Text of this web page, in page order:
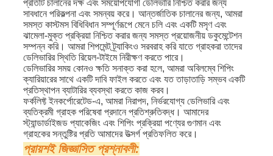
প্রতিটি চালানের দক্ষ এবং সময়োপযোগী ডেলিভারি নিশ্চিত করার জন্য
সাবধানে পরিকল্পনা এবং সমন্বয় করে। আন্তর্জাতিক চালানের জন্য, আমরা
সমস্ত কাস্টমস বিধিবিধান সম্পূর্ণরূপে মেনে চলি এবং একটি মসৃণ এবং
ঝামেলা-মুক্ত প্রক্রিয়া নিশ্চিত করার জন্য সমস্ত প্রয়োজনীয় ডকুমেন্টেশন
সম্পন্ন করি। আমরা শিপমেন্ট ট্র্যাকিংও সরবরাহ করি যাতে গ্রাহকরা তাদের
ডেলিভারির স্থিতি রিয়েল-টাইমে নিরীক্ষণ করতে পারে।
ডেলিভারির সময় কোনও ক্ষতি সনাক্ত করা হলে, আমরা অবিলম্বে শিপিং
ক্যারিয়ারের সাথে একটি দাবি ফাইল করতে এবং যত তাড়াতাড়ি সম্ভব একটি
প্রতিস্থাপন ব্যাটারির ব্যবস্থা করতে কাজ করব।
ফর্কলিফ্ট ইনকর্পোরেটেড-এ, আমরা নিরাপদ, নির্ভরযোগ্য ডেলিভারি এবং
ব্যতিক্রমী গ্রাহক পরিষেবা প্রদানে প্রতিশ্রুতিবদ্ধ। আমাদের
স্ট্যান্ডার্ডাইজড প্যাকেজিং এবং শিপিং প্রক্রিয়া পণ্যের গুণমান এবং
গ্রাহকের সন্তুষ্টির প্রতি আমাদের উত্সর্গ প্রতিফলিত করে।
প্রায়শই জিজ্ঞাসিত প্রশ্নাবলী: